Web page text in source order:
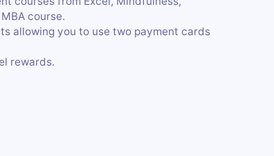
course.
allowing you to use two payment cards
rewards.